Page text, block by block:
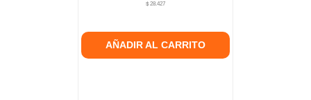
$ 28.427
AÑADIR AL CARRITO